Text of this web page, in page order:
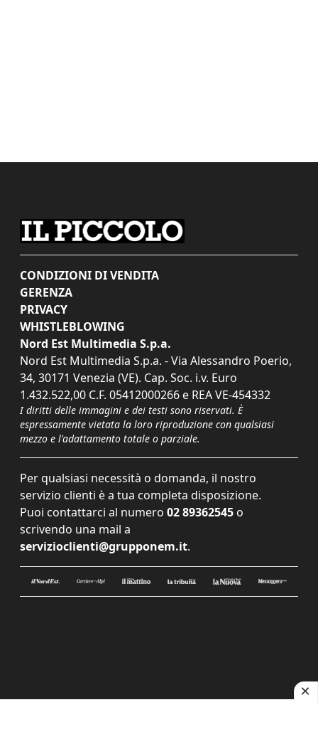
CONDIZIONI DI VENDITA
GERENZA
PRIVACY
WHISTLEBLOWING
Nord Est Multimedia S.p.a.
Nord Est Multimedia S.p.a. - Via Alessandro Poerio,
34, 30171 Venezia (VE). Cap. Soc. i.v. Euro
1.432.522,00 C.F. 05412000266 e REA VE-454332
I diritti delle immagini e dei testi sono riservati. È
espressamente vietata la loro riproduzione con qualsiasi
mezzo e l'adattamento totale o parziale.
Per qualsiasi necessità o domanda, il nostro
servizio clienti è a tua completa disposizione.
Puoi contattarci al numero 02 89362545 o
scrivendo una mail a
servizioclienti@grupponem.it.